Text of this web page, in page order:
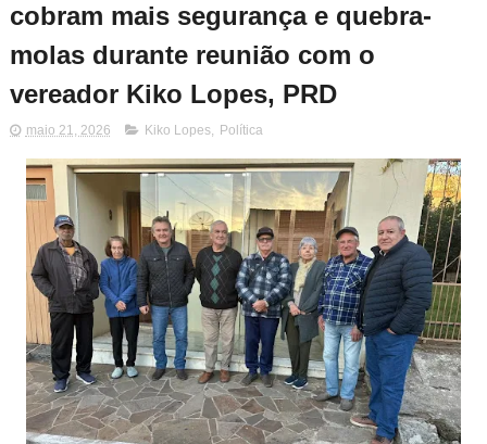
cobram mais segurança e quebra-
molas durante reunião com o
vereador Kiko Lopes, PRD
maio 21, 2026 Kiko Lopes, Política